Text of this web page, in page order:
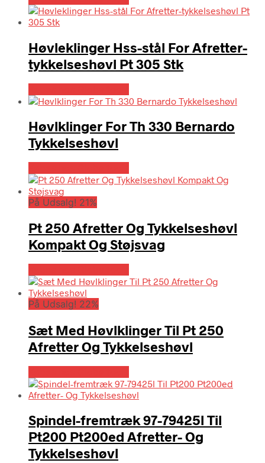
Høvleklinger Hss-stål For Afretter-
tykkelseshøvl Pt 305 Stk
Høvlklinger For Th 330 Bernardo
Tykkelseshøvl
På Udsalg! 21%
Pt 250 Afretter Og Tykkelseshøvl
Kompakt Og Støjsvag
På Udsalg! 22%
Sæt Med Høvlklinger Til Pt 250
Afretter Og Tykkelseshøvl
Spindel-fremtræk 97-79425l Til
Pt200 Pt200ed Afretter- Og
Tykkelseshøvl